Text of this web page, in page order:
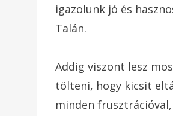
igazolunk jó és
Talán.
Addig viszont lesz
tölteni, hogy kicsit
minden